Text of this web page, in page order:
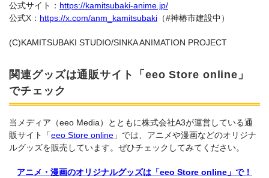
公式サイト： https://kamitsubaki-anime.jp/
公式X： https://x.com/anm_kamitsubaki （#神椿市建設中）
(C)KAMITSUBAKI STUDIO/SINKA ANIMATION PROJECT
関連グッズは通販サイト「eeo Store online」
でチェック
当メディア（eeo Media）とともに株式会社A3が運営している通
販サイト「eeo Store online 」では、アニメや漫画などのオリジナ
ルグッズを販売しています。ぜひチェックしてみてください。
アニメ・漫画のオリジナルグッズは「eeo Store online」で！